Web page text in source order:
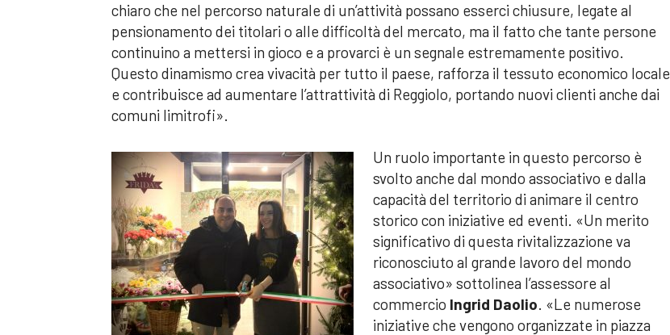
chiaro che nel percorso naturale di un’attività possano esserci chiusure, legate al
pensionamento dei titolari o alle difficoltà del mercato, ma il fatto che tante persone
continuino a mettersi in gioco e a provarci è un segnale estremamente positivo.
Questo dinamismo crea vivacità per tutto il paese, rafforza il tessuto economico locale
e contribuisce ad aumentare l’attrattività di Reggiolo, portando nuovi clienti anche dai
comuni limitrofi».
Un ruolo importante in questo percorso è
svolto anche dal mondo associativo e dalla
capacità del territorio di animare il centro
storico con iniziative ed eventi. «Un merito
significativo di questa rivitalizzazione va
riconosciuto al grande lavoro del mondo
associativo» sottolinea l’assessore al
commercio Ingrid Daolio. «Le numerose
iniziative che vengono organizzate in piazza